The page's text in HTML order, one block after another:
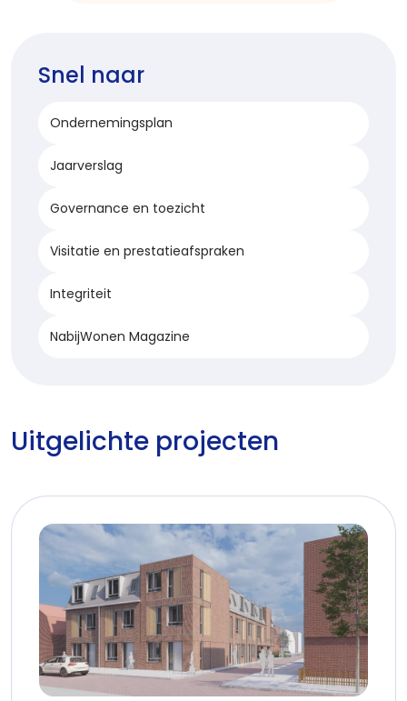
Snel naar
Ondernemingsplan
Jaarverslag
Governance en toezicht
Visitatie en prestatieafspraken
Integriteit
NabijWonen Magazine
Uitgelichte projecten